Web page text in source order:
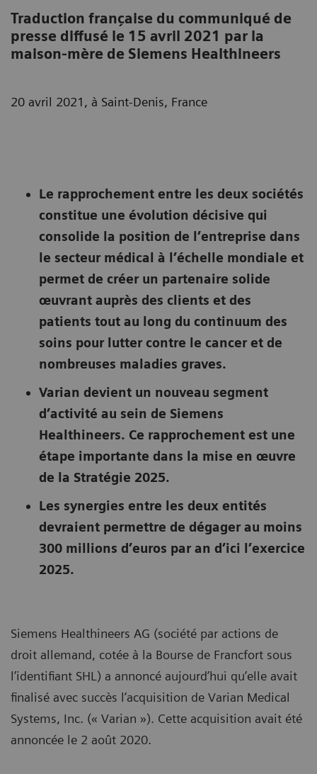
Traduction française du communiqué de
presse diffusé le 15 avril 2021 par la
maison-mère de Siemens Healthineers
20 avril 2021, à Saint-Denis, France
Le rapprochement entre les deux sociétés
constitue une évolution décisive qui
consolide la position de l’entreprise dans
le secteur médical à l’échelle mondiale et
permet de créer un partenaire solide
œuvrant auprès des clients et des
patients tout au long du continuum des
soins pour lutter contre le cancer et de
nombreuses maladies graves.
Varian devient un nouveau segment
d’activité au sein de Siemens
Healthineers. Ce rapprochement est une
étape importante dans la mise en œuvre
de la Stratégie 2025.
Les synergies entre les deux entités
devraient permettre de dégager au moins
300 millions d’euros par an d’ici l’exercice
2025.
Siemens Healthineers AG (société par actions de
droit allemand, cotée à la Bourse de Francfort sous
l’identifiant SHL) a annoncé aujourd’hui qu’elle avait
finalisé avec succès l’acquisition de Varian Medical
Systems, Inc. (« Varian »). Cette acquisition avait été
annoncée le 2 août 2020.